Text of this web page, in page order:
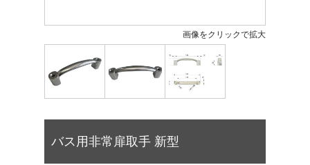
画像をクリックで拡大
バス用非常扉取手 新型